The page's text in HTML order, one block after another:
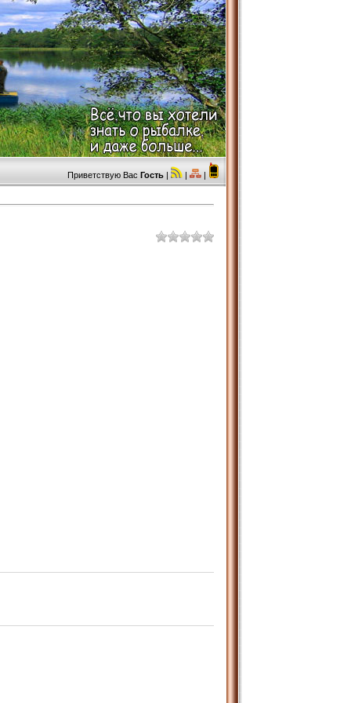
Приветствую Вас Гость | | |